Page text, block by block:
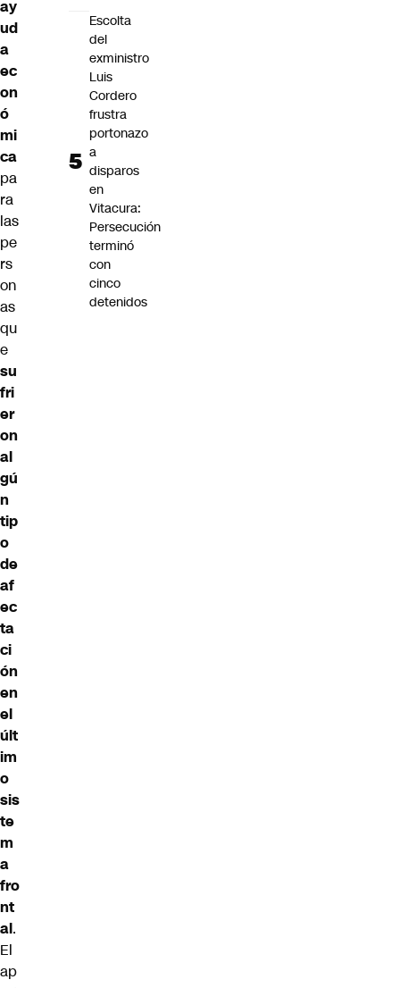
ay
ud
a
ec
on
ó
mi
ca
pa
ra
las
pe
rs
on
as
qu
e
su
fri
er
on
al
gú
n
tip
o
de
af
ec
ta
ci
ón
en
el
últ
im
o
sis
te
m
a
fro
nt
al.
El
ap
Escolta
del
exministro
Luis
Cordero
frustra
portonazo
a
disparos
en
Vitacura:
Persecución
terminó
con
cinco
detenidos